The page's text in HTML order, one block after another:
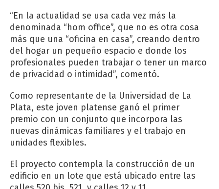
“En la actualidad se usa cada vez más la
denominada “hom office”, que no es otra cosa
más que una “oficina en casa”, creando dentro
del hogar un pequeño espacio e donde los
profesionales pueden trabajar o tener un marco
de privacidad o intimidad”, comentó.
Como representante de la Universidad de La
Plata, este joven platense ganó el primer
premio con un conjunto que incorpora las
nuevas dinámicas familiares y el trabajo en
unidades flexibles.
El proyecto contempla la construcción de un
edificio en un lote que está ubicado entre las